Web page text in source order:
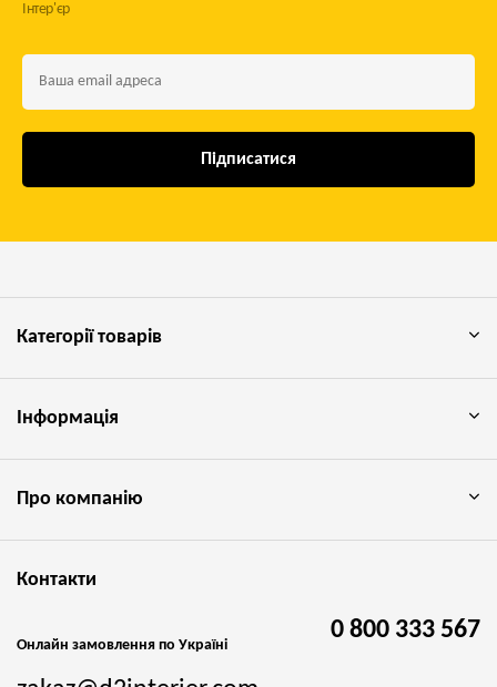
Інтер'єр
Підписатися
Категорії товарів
Інформація
Про компанію
Контакти
Онлайн замовлення по Україні
0 800 333 567